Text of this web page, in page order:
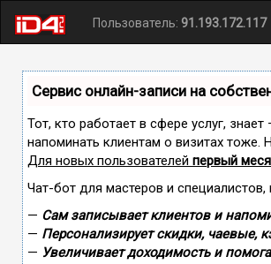
Пользователь: 91.193.172.117
Сервис онлайн-записи на
Тот, кто работает в сфере услуг,
напоминать клиентам о визитах
Для новых пользователей первый
Чат-бот для мастеров и
— Сам записывает клиентов и
— Персонализирует скидки, чаевые,
— Увеличивает доходимость и